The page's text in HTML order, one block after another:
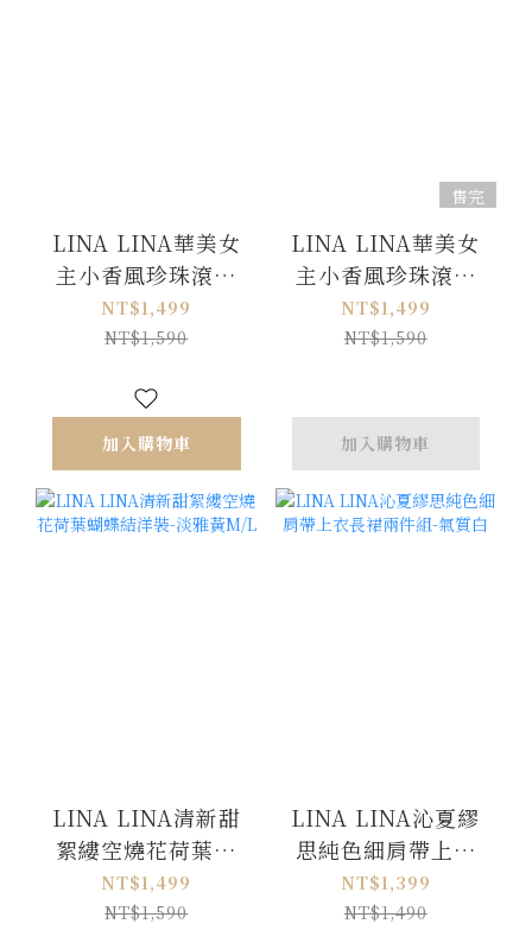
LINA LINA華美女
主小香風珍珠滾邊
鑽石洋裝-優雅杏
M/L
NT$1,499
NT$1,590
加入購物車
售完
LINA LINA華美女
主小香風珍珠滾邊
鑽石洋裝-甜美粉
M/L
NT$1,499
NT$1,590
加入購物車
LINA LINA清新甜
絮縷空燒花荷葉蝴
蝶結洋裝-淡雅黃
M/L
NT$1,499
NT$1,590
LINA LINA沁夏繆
思純色細肩帶上衣
長裙兩件組-氣質白
NT$1,399
NT$1,490